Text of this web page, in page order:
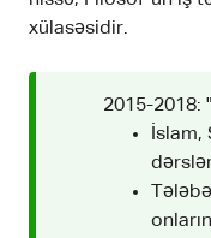
xülasəsidir.
2015-2018:
İslam,